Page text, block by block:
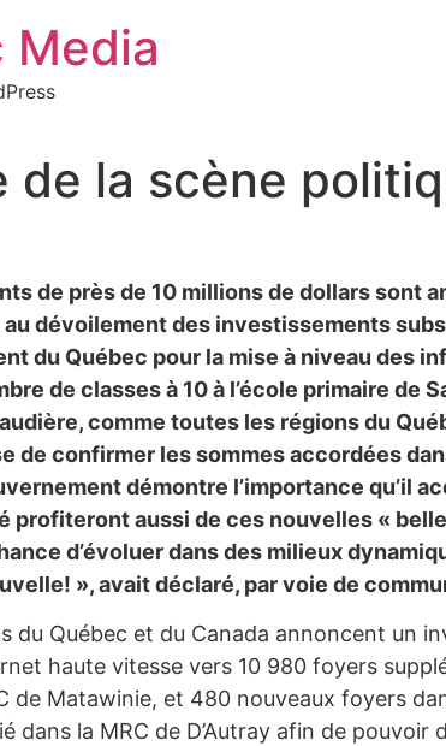
Media
de la scène
de près de 10 millions de dollars sont
dévoilement des investissements
du Québec pour la mise à niveau des
de classes à 10 à l’école primaire
comme toutes les régions du
de confirmer les sommes accordées
démontre l’importance qu’il
profiteront aussi de ces nouvelles «
d’évoluer dans des milieux
», avait déclaré, par voie de
du Québec et du Canada annoncent un
haute vitesse vers 10 980 foyers
de Matawinie, et 480 nouveaux foyers
dans la MRC de D’Autray afin de pouvoir